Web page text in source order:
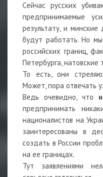
Сейчас русских
предпринимаемые
результату, и
будут работать. Но
российских границ,
Петербурга, натовские
То есть, они
Может, пора отвечать
Ведь очевидно, что
предпринимать
националистов на
заинтересованы в
создать в России
на ее границах.
Тут заявлениями